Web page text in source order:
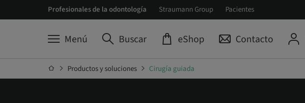
Profesionales de la odontología Straumann Group Pacientes
Menú Buscar eShop Contacto
Productos y soluciones Cirugía guiada